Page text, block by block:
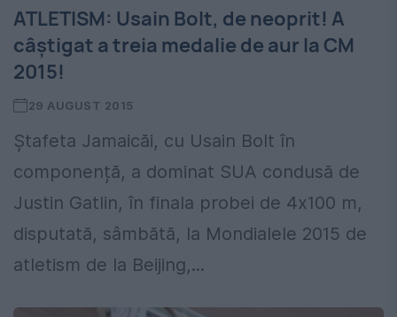
ATLETISM: Usain Bolt, de neoprit! A
câștigat a treia medalie de aur la CM
2015!
29 AUGUST 2015
Ștafeta Jamaicăi, cu Usain Bolt în
componență, a dominat SUA condusă de
Justin Gatlin, în finala probei de 4x100 m,
disputată, sâmbătă, la Mondialele 2015 de
atletism de la Beijing,...